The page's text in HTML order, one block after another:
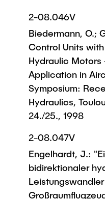
2-08.046V
Biedermann, O.;
Control Units
Hydraulic
Application in
Symposium:
Hydraulics,
24./25., 1998
2-08.047V
Engelhardt, J.:
bidirektionaler